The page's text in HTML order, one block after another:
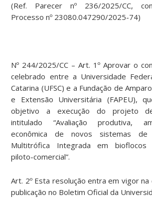
(Ref. Parecer nº 236/2025/CC,
Processo nº 23080.047290/2025-74)
Nº 244/2025/CC – Art. 1º Aprovar o
celebrado entre a Universidade
Catarina (UFSC) e a Fundação de
e Extensão Universitária (FAPEU),
objetivo a execução do projeto
intitulado “Avaliação produtiva,
econômica de novos sistemas de
Multitrófica Integrada em bioflocos
piloto-comercial”.
Art. 2º Esta resolução entra em vigor na
publicação no Boletim Oficial da